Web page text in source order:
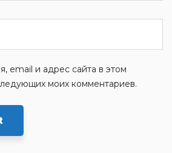
email и адрес сайта в этом
моих комментариев.